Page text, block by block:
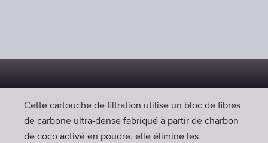
Cette cartouche de filtration utilise un bloc de fibres
de carbone ultra-dense fabriqué à partir de charbon
de coco activé en poudre. elle élimine les